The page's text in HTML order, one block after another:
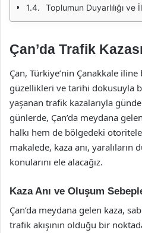
Toplumun Duyarlılığı ve
Çan’da Trafik
Çan, Türkiye’nin Çanakkale
güzellikleri ve tarihi dokusuyla
yaşanan trafik kazalarıyla
günlerde, Çan’da meydana
halkı hem de bölgedeki
makalede, kaza anı,
konularını ele alacağız.
Kaza Anı ve Oluşum
Çan’da meydana gelen kaza,
trafik akışının olduğu bir